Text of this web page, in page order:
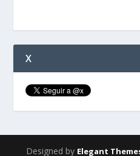
X
Designed by Elegant